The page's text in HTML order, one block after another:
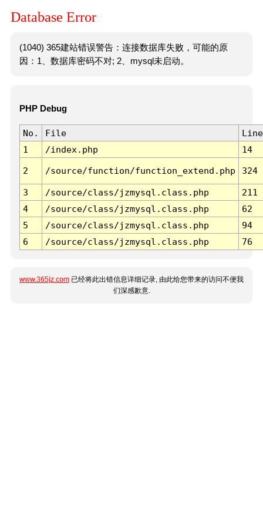
Database Error
(1040) 365建站错误警告：连接数据库失败，可能的原
因：1、数据库密码不对; 2、mysql未启动。
PHP Debug
No. File
Line
1
/index.php 14
2 /source/function/function_extend.php 324
3 /source/class/jzmysql.class.php
211
4
/source/class/jzmysql.class.php
62
5
/source/class/jzmysql.class.php
94
6
/source/class/jzmysql.class.php 76
www.365jz.com 已经将此出错信息详细记录, 由此给您带来的访问不便我
们深感歉意.